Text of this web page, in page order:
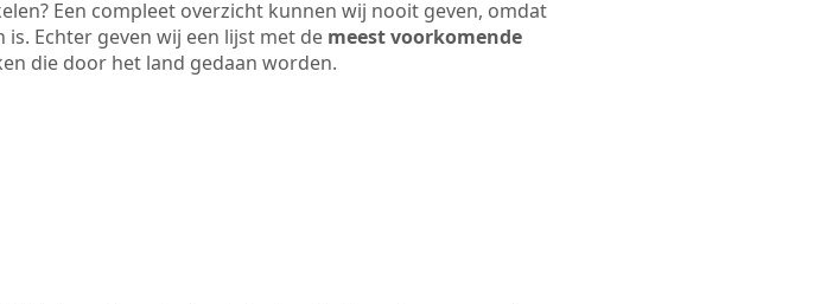
Een compleet overzicht kunnen wij nooit geven, omdat
Echter geven wij een lijst met de meest voorkomende
die door het land gedaan worden.